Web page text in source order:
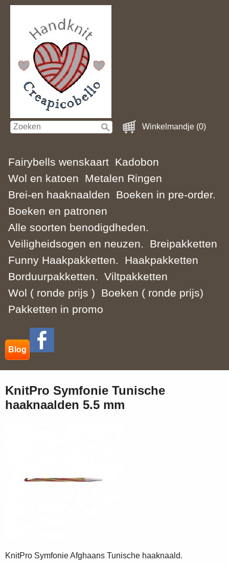
Winkelmandje (0)
Fairybells wenskaart Kadobon
Wol en katoen
Metalen Ringen
Brei-en haaknaalden
Boeken in pre-order.
Boeken en patronen
Alle soorten benodigdheden.
Veiligheidsogen en neuzen.
Breipakketten
Funny Haakpakketten.
Haakpakketten
Borduurpakketten.
Viltpakketten
Wol ( ronde prijs )
Boeken ( ronde prijs)
Pakketten in promo
Blog
KnitPro Symfonie Tunische
haaknaalden 5.5 mm
KnitPro Symfonie Afghaans Tunische haaknaald.